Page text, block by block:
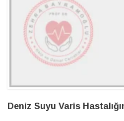
Deniz Suyu Varis